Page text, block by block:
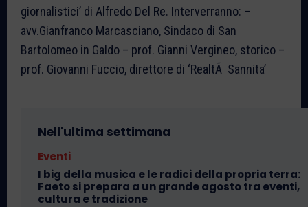
giornalistici’ di Alfredo Del Re. Interverranno: –
avv.Gianfranco Marcasciano, Sindaco di San
Bartolomeo in Galdo – prof. Gianni Vergineo, storico –
prof. Giovanni Fuccio, direttore di ‘RealtÃ Sannita’
Nell'ultima settimana
Eventi
I big della musica e le radici della propria terra:
Faeto si prepara a un grande agosto tra eventi,
cultura e tradizione